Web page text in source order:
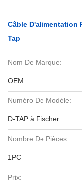
Câble D'alimentation
Tap
Nom De Marque:
OEM
Numéro De Modèle:
D-TAP à Fischer
Nombre De Pièces:
1PC
Prix: